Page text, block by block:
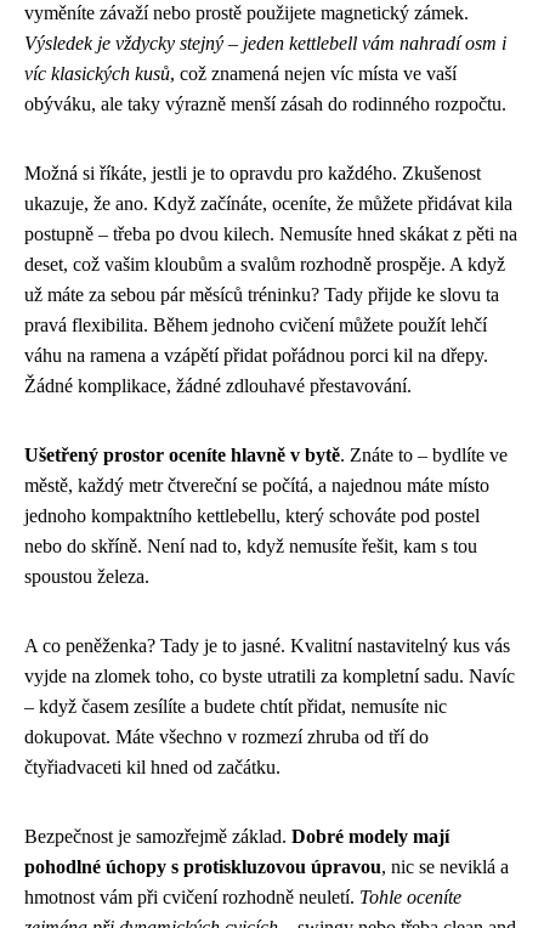
vyměníte závaží nebo prostě použijete magnetický zámek.
Výsledek je vždycky stejný – jeden kettlebell vám nahradí osm i
víc klasických kusů, což znamená nejen víc místa ve vaší
obýváku, ale taky výrazně menší zásah do rodinného rozpočtu.
Možná si říkáte, jestli je to opravdu pro každého. Zkušenost
ukazuje, že ano. Když začínáte, oceníte, že můžete přidávat kila
postupně – třeba po dvou kilech. Nemusíte hned skákat z pěti na
deset, což vašim kloubům a svalům rozhodně prospěje. A když
už máte za sebou pár měsíců tréninku? Tady přijde ke slovu ta
pravá flexibilita. Během jednoho cvičení můžete použít lehčí
váhu na ramena a vzápětí přidat pořádnou porci kil na dřepy.
Žádné komplikace, žádné zdlouhavé přestavování.
Ušetřený prostor oceníte hlavně v bytě. Znáte to – bydlíte ve
městě, každý metr čtvereční se počítá, a najednou máte místo
jednoho kompaktního kettlebellu, který schováte pod postel
nebo do skříně. Není nad to, když nemusíte řešit, kam s tou
spoustou železa.
A co peněženka? Tady je to jasné. Kvalitní nastavitelný kus vás
vyjde na zlomek toho, co byste utratili za kompletní sadu. Navíc
– když časem zesílíte a budete chtít přidat, nemusíte nic
dokupovat. Máte všechno v rozmezí zhruba od tří do
čtyřiadvaceti kil hned od začátku.
Bezpečnost je samozřejmě základ. Dobré modely mají
pohodlné úchopy s protiskluzovou úpravou, nic se neviklá a
hmotnost vám při cvičení rozhodně neuletí. Tohle oceníte